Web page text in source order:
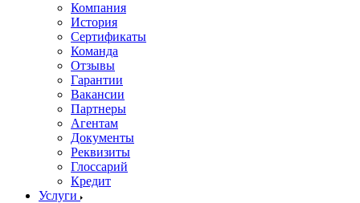
Компания
История
Сертификаты
Команда
Отзывы
Гарантии
Вакансии
Партнеры
Агентам
Документы
Реквизиты
Глоссарий
Кредит
Услуги